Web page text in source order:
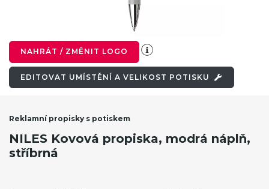
NAHRÁT / ZMĚNIT LOGO
EDITOVAT UMÍSTĚNÍ A VELIKOST POTISKU
Reklamní propisky s potiskem
NILES Kovová propiska, modrá náplň,
stříbrná